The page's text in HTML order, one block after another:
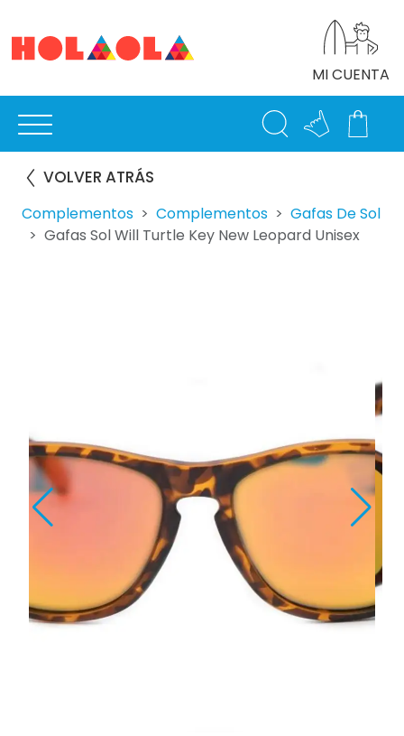
MI CUENTA
VOLVER ATRÁS
Complementos Complementos
Gafas De Sol
Gafas Sol Will Turtle Key New Leopard Unisex